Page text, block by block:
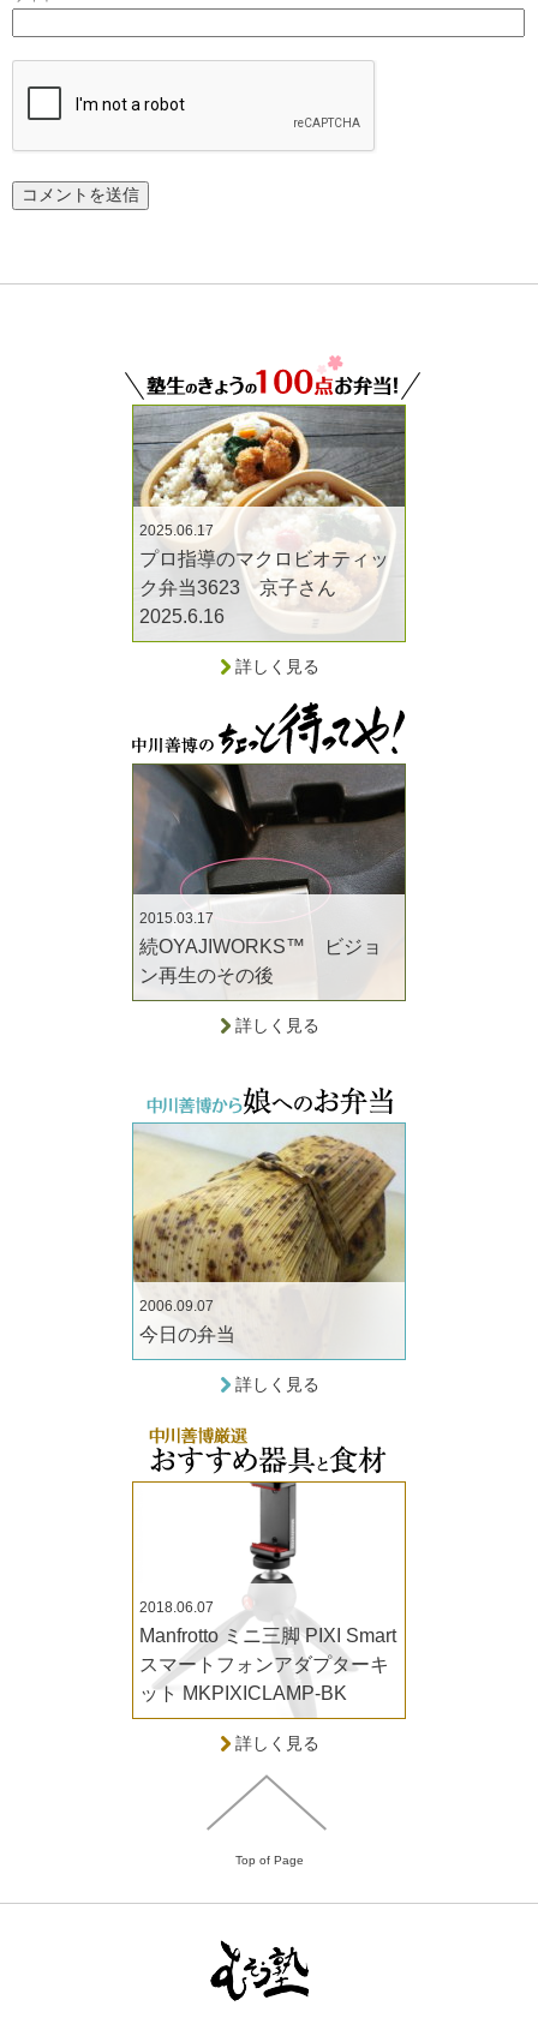
2025.06.17
プロ指導のマクロビオティッ
ク弁当3623 京子さん
2025.6.16
詳しく見る
2015.03.17
続OYAJIWORKS™ ビジョ
ン再生のその後
詳しく見る
2006.09.07
今日の弁当
詳しく見る
2018.06.07
Manfrotto ミニ三脚 PIXI Smart
スマートフォンアダプターキ
ット MKPIXICLAMP-BK
詳しく見る
Top of Page